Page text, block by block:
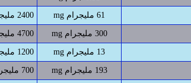
61 مليجرام mg 2400 مليجرام mg
300 مليجرام mg 4700 مليجرام mg
13 مليجرام mg 1200 مليجرام mg
193 مليجرام mg 700 مليجرام mg